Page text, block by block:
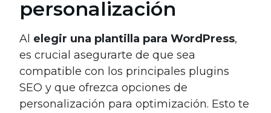
personalización
Al elegir una plantilla para WordPress,
es crucial asegurarte de que sea
compatible con los principales plugins
SEO y que ofrezca opciones de
personalización para optimización. Esto te